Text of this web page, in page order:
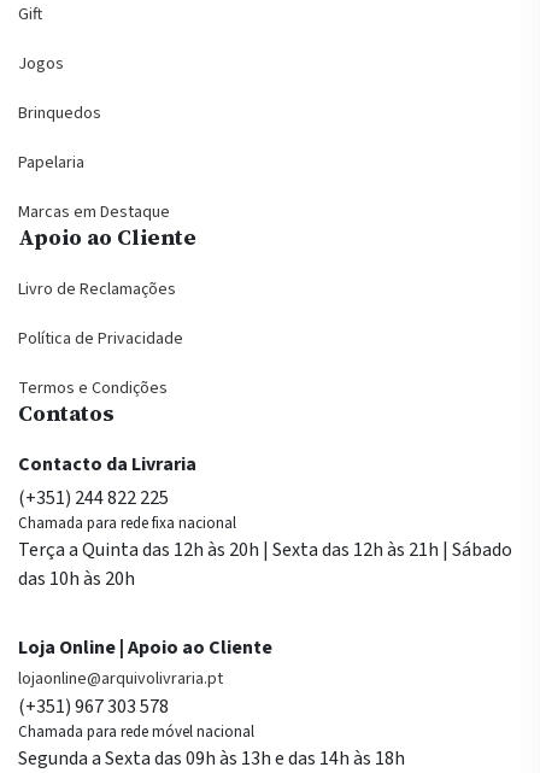
Gift
Jogos
Brinquedos
Papelaria
Marcas em Destaque
Apoio ao Cliente
Livro de Reclamações
Política de Privacidade
Termos e Condições
Contatos
Contacto da Livraria
(+351) 244 822 225
Chamada para rede fixa nacional
Terça a Quinta das 12h às 20h | Sexta das 12h às 21h | Sábado
das 10h às 20h
Loja Online | Apoio ao Cliente
lojaonline@arquivolivraria.pt
(+351) 967 303 578
Chamada para rede móvel nacional
Segunda a Sexta das 09h às 13h e das 14h às 18h